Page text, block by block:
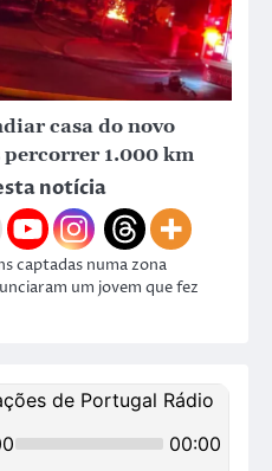
casa do novo
percorrer 1.000 km
notícia
captadas numa zona
um jovem que fez